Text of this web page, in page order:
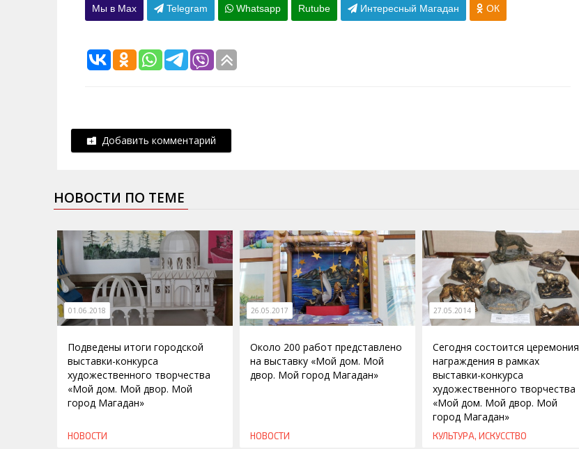
Мы в Max Telegram Whatsapp Rutube Интересный Магадан ОК
Добавить комментарий
НОВОСТИ ПО ТЕМЕ
01.06.2018
Подведены итоги городской
выставки-конкурса
художественного творчества
«Мой дом. Мой двор. Мой
город Магадан»
НОВОСТИ
26.05.2017
Около 200 работ представлено
на выставку «Мой дом. Мой
двор. Мой город Магадан»
НОВОСТИ
27.05.2014
Сегодня состоится церемония
награждения в рамках
выставки-конкурса
художественного творчества
«Мой дом. Мой двор. Мой
город Магадан»
КУЛЬТУРА, ИСКУССТВО